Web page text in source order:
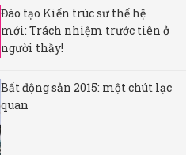
Đào tạo Kiến trúc sư thế hệ
mới: Trách nhiệm trước tiên ở
người thầy!
Bất động sản 2015: một chút lạc
quan